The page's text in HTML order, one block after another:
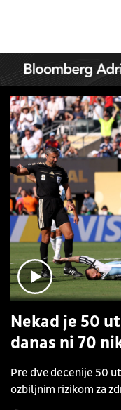
Nekad je 50
danas ni 70
Pre dve decenije 50
ozbiljnim rizikom za